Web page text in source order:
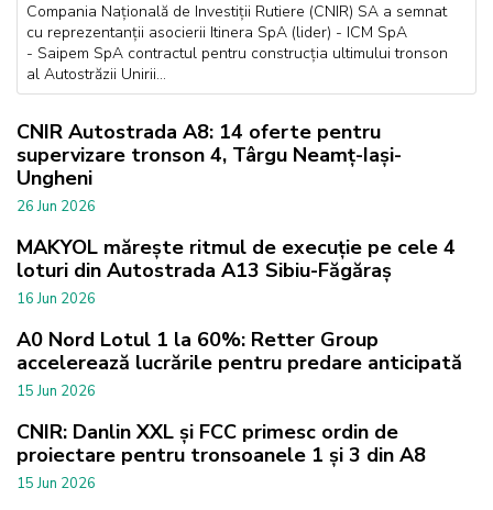
Compania Națională de Investiții Rutiere (CNIR) SA a semnat
cu reprezentanții asocierii Itinera SpA (lider) - ICM SpA
- Saipem SpA contractul pentru construcția ultimului tronson
al Autostrăzii Unirii...
CNIR Autostrada A8: 14 oferte pentru
supervizare tronson 4, Târgu Neamț-Iași-
Ungheni
26 Jun 2026
MAKYOL mărește ritmul de execuție pe cele 4
loturi din Autostrada A13 Sibiu-Făgăraș
16 Jun 2026
A0 Nord Lotul 1 la 60%: Retter Group
accelerează lucrările pentru predare anticipată
15 Jun 2026
CNIR: Danlin XXL și FCC primesc ordin de
proiectare pentru tronsoanele 1 și 3 din A8
15 Jun 2026